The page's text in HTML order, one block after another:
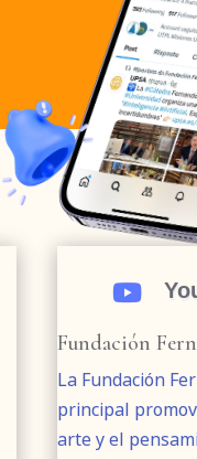

Fundación
La Fundación
principal
arte y el